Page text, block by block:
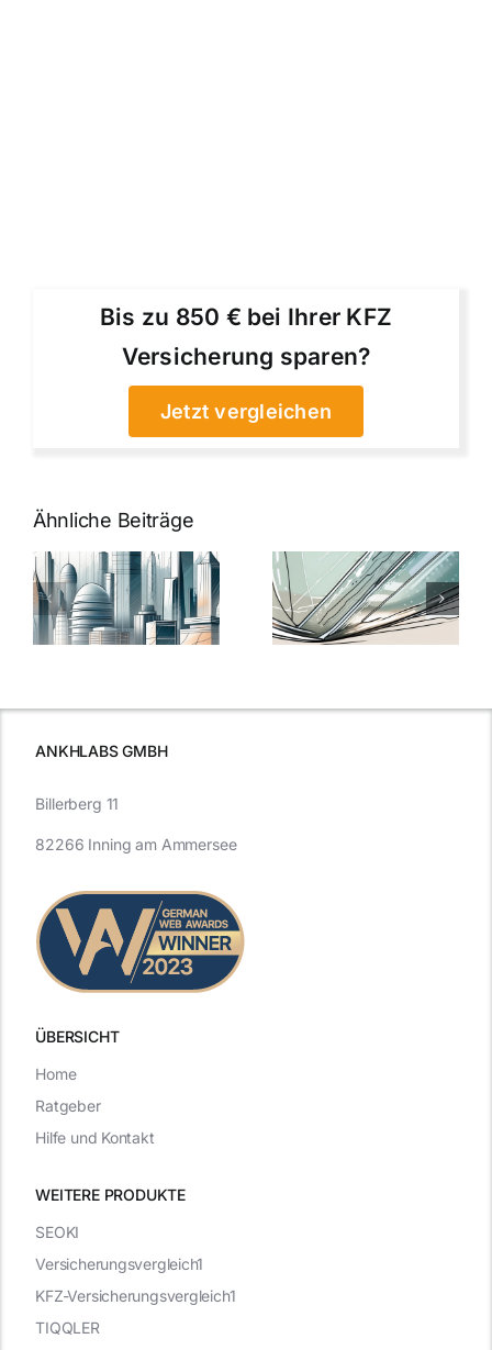
Bis zu 850 € bei Ihrer KFZ
Versicherung sparen?
Jetzt vergleichen
Ähnliche Beiträge
5 Gründe,
warum
Nanoversiegelung
auf Glas
7
Expertentipps
für maximale
ANKHLABS GMBH
ÜBERSICHT
WEITERE PRODUKTE
Billerberg 11
82266 Inning am Ammersee
SEOKI
Versicherungsvergleich1
KFZ-Versicherungsvergleich1
TIQQLER
Home
Ratgeber
Hilfe und Kontakt